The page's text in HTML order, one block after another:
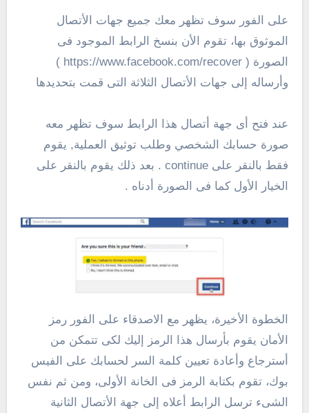
على الفور سوف تظهر معك جميع جهات الأتصال
الموثوق بها، تقوم الأن بنسخ الرابط الموجود فى
الصورة ( https://www.facebook.com/recover )
وأرساله إلى جهات الأتصال الثلاثة التى قمت بتحديدها
عند فتح أى جهة أتصال هذا الرابط سوف تظهر معه
صورة حسابك الشخصي وطلب توثيق العملية, يقوم
فقط بالنقر على continue . بعد ذلك يقوم بالنقر على
الخيار الأول كما فى الصورة أدناه .
الخطوة الأخيرة، يظهر مع الاصدقاء على الفور رمز
الأمان يقوم بأرسال هذا الرمز إليك لكى تتمكن من
أسترجاع وأعادة تعيين كلمة السر لحسابك على الفيس
بوك، تقوم بكتابة الرمز فى الخانة الأولى، ومن ثم نفس
الشىء ترسل الرابط أعلاه إلى جهة الأتصال الثانية